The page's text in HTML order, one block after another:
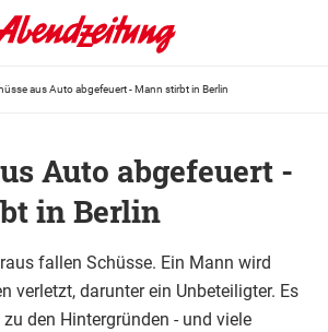
aus Auto abgefeuert - Mann stirbt in Berlin
Auto abgefeuert -
in Berlin
fallen Schüsse. Ein Mann wird
verletzt, darunter ein Unbeteiligter. Es
den Hintergründen - und viele